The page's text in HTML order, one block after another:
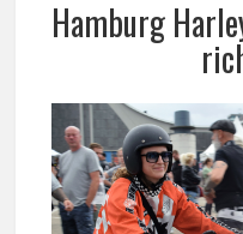
Hamburg